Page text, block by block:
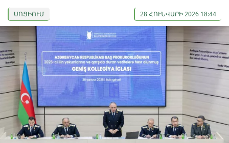
ՍՈՑԻՈՒՄ 28 ՀՈՒՆՎԱՐԻ 2026 18:44